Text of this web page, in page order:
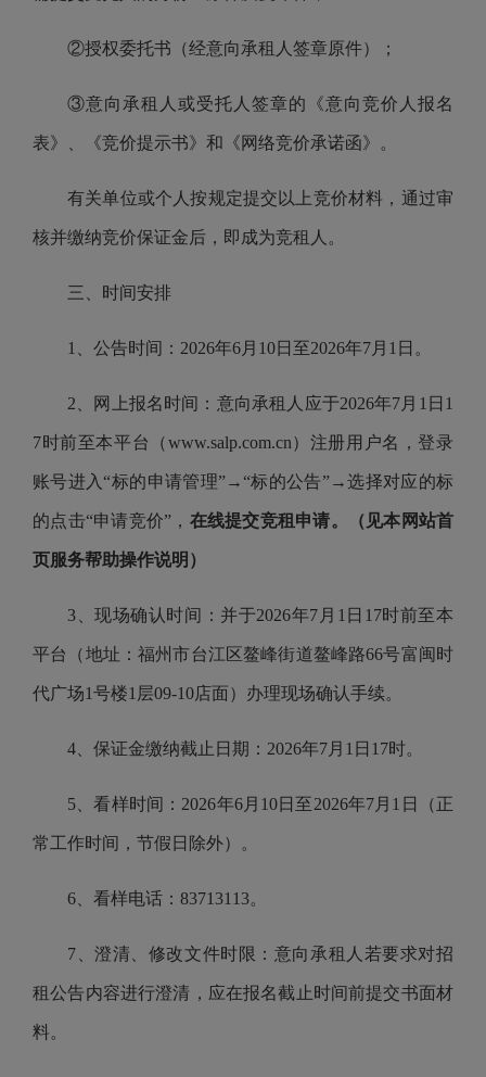
②授权委托书（经意向承租人签章原件）；
③意向承租人或受托人签章的《意向竞价人报名
表》、《竞价提示书》和《网络竞价承诺函》。
有关单位或个人按规定提交以上竞价材料，通过审
核并缴纳竞价保证金后，即成为竞租人。
三、时间安排
1、公告时间：2026年6月10日至2026年7月1日。
2、网上报名时间：意向承租人应于2026年7月1日1
7时前至本平台（www.salp.com.cn）注册用户名，登录
账号进入“标的申请管理”→“标的公告”→选择对应的标
的点击“申请竞价”， 在线提交竞租申请。（见本网站首
页服务帮助操作说明）
3、现场确认时间：并于2026年7月1日17时前至本
平台（地址：福州市台江区鳌峰街道鳌峰路66号富闽时
代广场1号楼1层09-10店面）办理现场确认手续。
4、保证金缴纳截止日期：2026年7月1日17时。
5、看样时间：2026年6月10日至2026年7月1日（正
常工作时间，节假日除外）。
6、看样电话：83713113。
7、澄清、修改文件时限：意向承租人若要求对招
租公告内容进行澄清，应在报名截止时间前提交书面材
料。